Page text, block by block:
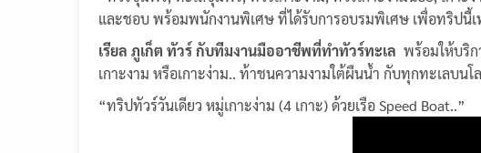
และชอบ พร้อมพนักงานพิเศษ ที่ได้รับการอบรมพิเศษ เพื่อทริปนี้
เรียล ภูเก็ต ทัวร์ กับทีมงานมืออาชีพที่ทำทัวร์ทะเล พร้อมให้บริก
เกาะงาม หรือเกาะง่าม.. ท้าชนความงามใต้ผืนน้ำ กับทุกทะเลบนโ
“ทริปทัวร์วันเดียว หมู่เกาะง่าม (4 เกาะ) ด้วยเรือ Speed Boat..”